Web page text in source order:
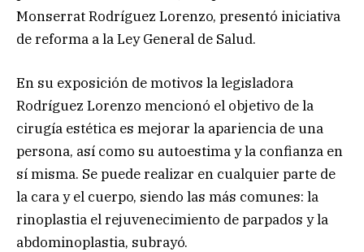
Monserrat Rodríguez Lorenzo, presentó iniciativa
de reforma a la Ley General de Salud.
En su exposición de motivos la legisladora
Rodríguez Lorenzo mencionó el objetivo de la
cirugía estética es mejorar la apariencia de una
persona, así como su autoestima y la confianza en
sí misma. Se puede realizar en cualquier parte de
la cara y el cuerpo, siendo las más comunes: la
rinoplastia el rejuvenecimiento de parpados y la
abdominoplastia, subrayó.